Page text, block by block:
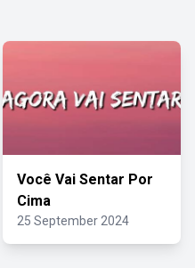
Você Vai Sentar Por
Cima
25 September 2024